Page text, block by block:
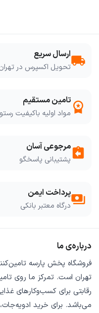
local_shippingارسال سریع
تحویل اکسپرس در
workspace_premium تامین مستقیم
مواد اولیه باکیفیت
assignment_returnمرجوعی آسان
پشتیبانی پاسخگو
paymentsپرداخت ایمن
درگاه معتبر بانکی
درباره‌ی ما
فروشگاه پخش پارسه
تهران است. تمرکز ما روی
رقابتی برای کسب‌وکارهای
می‌باشد. برای خرید